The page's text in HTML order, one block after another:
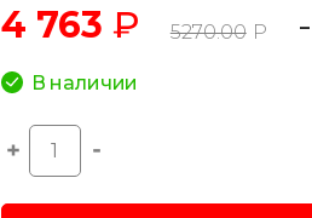
4 763 ₽ 5270.00 Р
В наличии